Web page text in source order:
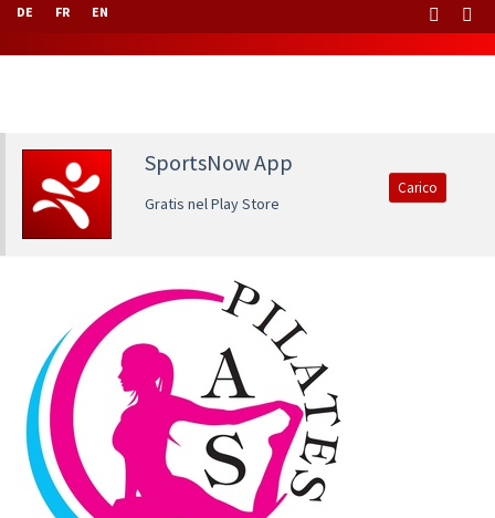
DE FR EN
SportsNow App
Gratis nel Play Store
Carico